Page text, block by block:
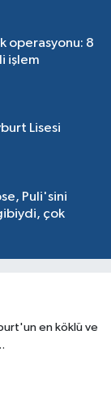
operasyonu: 8
işlem
Lisesi
Puli'sini
çok
en köklü ve